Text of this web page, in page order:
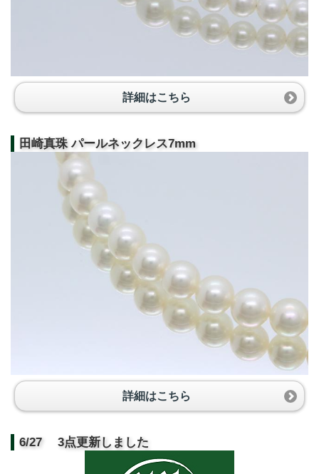
詳細はこちら
田崎真珠 パールネックレス7mm
詳細はこちら
6/27 3点更新しました